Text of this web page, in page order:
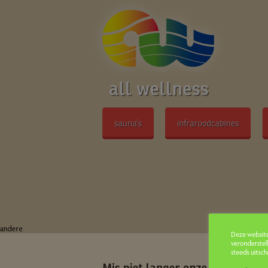
all wellness
sauna’s infraroodcabines
andere
Deze
steeds